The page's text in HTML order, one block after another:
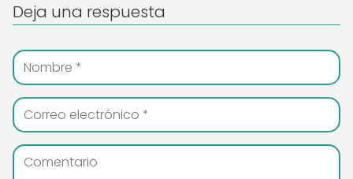
Deja una respuesta